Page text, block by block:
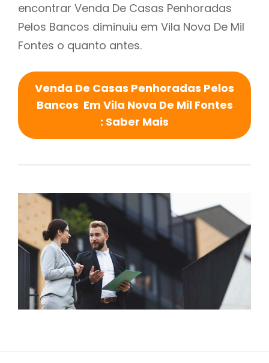
encontrar Venda De Casas Penhoradas
Pelos Bancos diminuiu em Vila Nova De Mil
Fontes o quanto antes.
Venda De Casas Penhoradas Pelos
Bancos Em Vila Nova De Mil Fontes
: Saber Mais